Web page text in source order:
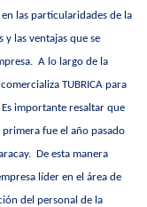
las particularidades de la
y las ventajas que se
A lo largo de la
TUBRICA para
Es importante resaltar que
primera fue el año pasado
De esta manera
líder en el área de
del personal de la